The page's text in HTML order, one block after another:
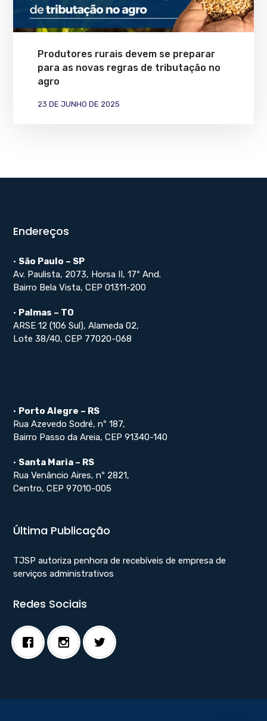
Produtores rurais devem se preparar
para as novas regras de tributação no
agro
23 DE JUNHO DE 2025
Endereços
• São Paulo – SP
Av. Paulista, 2073, Horsa II, 17º And.
Bairro Bela Vista, CEP 01311-200
• Palmas – TO
ARSE 12 (106 Sul), Alameda 02,
Lote 38/40, CEP 77020-068
• Porto Alegre – RS
Rua Azevedo Sodré, nº 187,
Bairro Passo da Areia, CEP 91340-140
• Santa Maria – RS
Rua Venâncio Aires, nº 2821,
Centro, CEP 97010-005
Última Publicação
TJSP autoriza penhora de recebíveis de empresa de
serviços administrativos
Redes Sociais